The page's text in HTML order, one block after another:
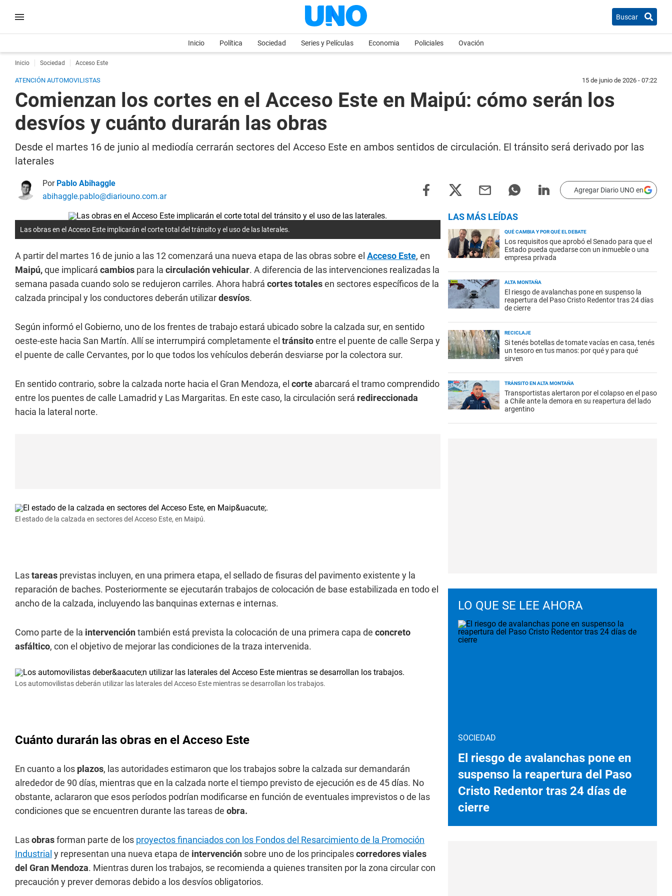
Buscar
Inicio Política Sociedad Series y Películas Economia Policiales Ovación
Inicio Sociedad Acceso Este
ATENCIÓN AUTOMOVILISTAS 15 de junio de 2026 - 07:22
Comienzan los cortes en el Acceso Este en Maipú: cómo serán los
desvíos y cuánto durarán las obras
Desde el martes 16 de junio al mediodía cerrarán sectores del Acceso Este en ambos sentidos de circulación. El tránsito será derivado por las
laterales
Por Pablo Abihaggle
abihaggle.pablo@diariouno.com.ar
Agregar Diario UNO en
Las obras en el Acceso Este implicarán el corte total del tránsito y el uso de las laterales.
A partir del martes 16 de junio a las 12 comenzará una nueva etapa de las obras sobre el Acceso Este, en
Maipú,que implicará cambios para la circulación vehicular. A diferencia de las intervenciones realizadas la
semana pasada cuando solo se redujeron carriles. Ahora habrá cortes totalesen sectores específicos de la
calzada principal y los conductores deberán utilizardesvíos.
Según informó el Gobierno, uno de los frentes de trabajo estará ubicado sobre la calzada sur, en sentido
oeste-este hacia San Martín. Allí se interrumpirá completamente el tránsitoentre el puente de calle Serpa y
el puente de calle Cervantes, por lo que todos los vehículos deberán desviarse por la colectora sur.
En sentido contrario, sobre la calzada norte hacia el Gran Mendoza, el corte abarcará el tramo comprendido
entre los puentes de calle Lamadrid y Las Margaritas. En este caso, la circulación será redireccionada
hacia la lateral norte.
El estado de la calzada en sectores del Acceso Este, en Maipú.
Lastareas previstas incluyen, en una primera etapa, el sellado de fisuras del pavimento existente y la
reparación de baches. Posteriormente se ejecutarán trabajos de colocación de base estabilizada en todo el
ancho de la calzada, incluyendo las banquinas externas e internas.
Como parte de la intervencióntambién está prevista la colocación de una primera capa de concreto
asfáltico, con el objetivo de mejorar las condiciones de la traza intervenida.
Los automovilistas deberán utilizar las laterales del Acceso Este mientras se desarrollan los trabajos.
Cuánto durarán las obras en el Acceso Este
En cuanto a los plazos, las autoridades estimaron que los trabajos sobre la calzada sur demandarán
alrededor de 90 días, mientras que en la calzada norte el tiempo previsto de ejecución es de 45 días. No
obstante, aclararon que esos períodos podrían modificarse en función de eventuales imprevistos o de las
condiciones que se encuentren durante las tareas de obra.
Lasobrasforman parte de los proyectos financiados con los Fondos del Resarcimiento de la Promoción
Industrial y representan una nueva etapa de intervención sobre uno de los principalescorredores viales
del Gran Mendoza. Mientras duren los trabajos, se recomienda a quienes transiten por la zona circular con
precaución y prever demoras debido a los desvíos obligatorios.
LAS MÁS LEÍDAS
QUÉ CAMBIA Y POR QUÉ EL DEBATE
Los requisitos que aprobó el Senado para que el
Estado pueda quedarse con un inmueble o una
empresa privada
ALTA MONTAÑA
El riesgo de avalanchas pone en suspenso la
reapertura del Paso Cristo Redentor tras 24 días
de cierre
RECICLAJE
Si tenés botellas de tomate vacías en casa, tenés
un tesoro en tus manos: por qué y para qué
sirven
TRÁNSITO EN ALTA MONTAÑA
Transportistas alertaron por el colapso en el paso
a Chile ante la demora en su reapertura del lado
argentino
LO QUE SE LEE AHORA
SOCIEDAD
El riesgo de avalanchas pone en
suspenso la reapertura del Paso
Cristo Redentor tras 24 días de
cierre